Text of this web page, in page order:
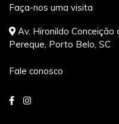
Faça-nos uma visita
Av. Hironildo Conceição
Pereque, Porto Belo, SC
Fale conosco